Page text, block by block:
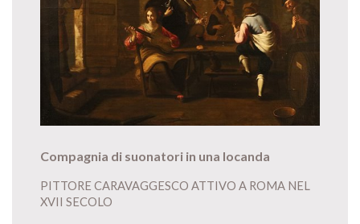
Compagnia di suonatori in una locanda
PITTORE CARAVAGGESCO ATTIVO A ROMA NEL
XVII SECOLO